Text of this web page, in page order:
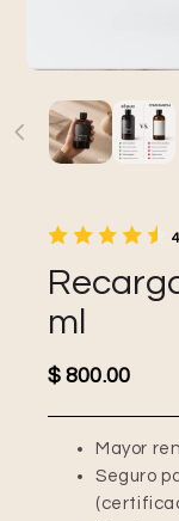
ml
Precio
$ 800.00
Mayor
Seguro